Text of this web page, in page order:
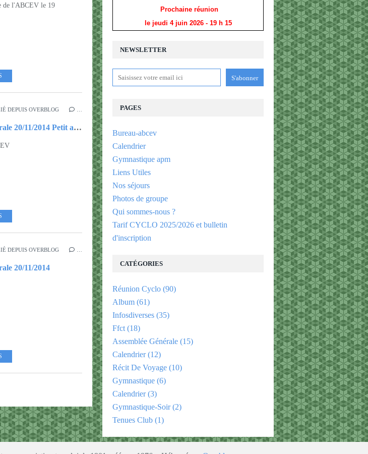
de l'ABCEV le 19
DEPUIS OVERBLOG
Assemblée Générale 20/11/2014 Petit album à feuilleter...
DEPUIS OVERBLOG
20/11/2014
NEWSLETTER
PAGES
Bureau-abcev
Calendrier
Gymnastique apm
Liens Utiles
Nos séjours
Photos de groupe
Qui sommes-nous ?
Tarif CYCLO 2025/2026 et bulletin
d'inscription
CATÉGORIES
Réunion Cyclo (90)
Album (61)
Infosdiverses (35)
Ffct (18)
Assemblée Générale (15)
Calendrier(12)
Récit De Voyage (10)
Gymnastique (6)
Calendrier(3)
Gymnastique-Soir(2)
Tenues Club (1)
Prochaine réunion
le jeudi 4 juin 2026 - 19 h 15